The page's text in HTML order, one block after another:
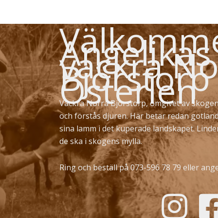
vackra
Björstorp
Österlen
Vackra Norra Björstorp, omgivet av
och förstås djuren. Här betar redan
sina lamm i det kuperade landskapet.
de ska i skogens mylla.
Ring och beställ på 073-596 78 79 eller